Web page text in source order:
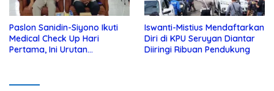
Paslon Sanidin-Siyono Ikuti
Medical Check Up Hari
Pertama, Ini Urutan
Iswanti-Mistius Mendaftarkan
Diri di KPU Seruyan Diantar
Diiringi Ribuan Pendukung